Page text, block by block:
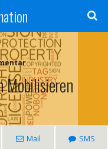
Mobilisieren
Mail SMS